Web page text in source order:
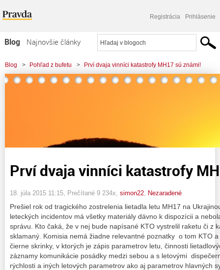
Registrácia Prihlásenie
Blog
Najnovšie články
Najčítanejšie články
Najkomentovanejšie články
Blog > Pohľad z bufetu > Prví dvaja vinníci katastrofy MH17 sú známi!
Prví dvaja vinníci katastrofy
18. júla 2015 11:15 , Prečítané 9 234x, simon22 Nezaradené
Prešiel rok od tragického zostrelenia lietadla letu MH17 na
leteckých incidentov má všetky materiály dávno k dispozícii a
správu. Kto čaká, že v nej bude napísané KTO vystrelil raketu či z
sklamaný. Komisia nemá žiadne relevantné poznatky o tom KTO
čierne skrinky, v ktorých je zápis parametrov letu, činnosti
záznamy komunikácie posádky medzi sebou a s letovými
rýchlosti a iných letových parametrov ako aj parametrov hlavných